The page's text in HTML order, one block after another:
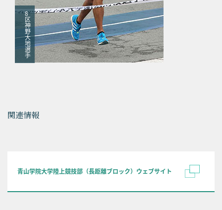
8
区
神
野
大
地
選
手
関連情報
青山学院大学陸上競技部（長距離ブロック）ウェブサイト